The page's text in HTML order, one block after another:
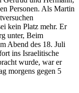
Personen. Als Martin
kein Platz mehr. Er
unter, Beim
Abend des 18. Juli
ins Israelitische
wurde, war er
morgens gegen 5